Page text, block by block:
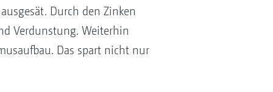
Durch den Zinken
Verdunstung. Weiterhin
Das spart nicht nur